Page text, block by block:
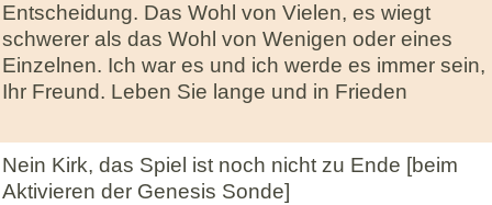
Entscheidung. Das Wohl von Vielen, es wiegt
schwerer als das Wohl von Wenigen oder eines
Einzelnen. Ich war es und ich werde es immer sein,
Ihr Freund. Leben Sie lange und in Frieden
Nein Kirk, das Spiel ist noch nicht zu Ende [beim
Aktivieren der Genesis Sonde]